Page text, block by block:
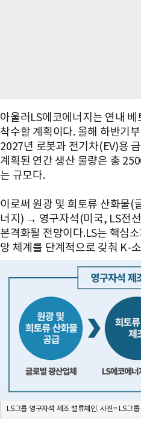
아울러LS에코에너지는 연내 베
착수할 계획이다. 올해 하반기
2027년 로봇과 전기차(EV)용
계획된 연간 생산 물량은 총
는 규모다.
이로써 원광 및 희토류 산화물(
너지) → 영구자석(미국, LS전
본격화될 전망이다.LS는 핵심
망 체계를 단계적으로 갖춰 K-
LS그룹 영구자석 제조 밸류체인. 사진= LS그룹